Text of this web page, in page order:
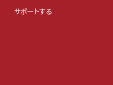
サポートする